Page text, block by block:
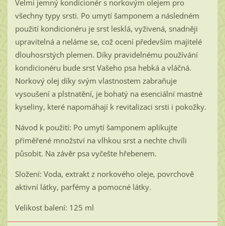
Velmi jemný kondicionér s norkovým olejem pro
všechny typy srsti. Po umytí šamponem a následném
použití kondicionéru je srst lesklá, vyživená, snadněji
upravitelná a neláme se, což ocení především majitelé
dlouhosrstých plemen. Díky pravidelnému používání
kondicionéru bude srst Vašeho psa hebká a vláčná.
Norkový olej díky svým vlastnostem zabraňuje
vysoušení a plstnatění, je bohatý na esenciální mastné
kyseliny, které napomáhají k revitalizaci srsti i pokožky.
Návod k použití: Po umytí šamponem aplikujte
přiměřené množství na vlhkou srst a nechte chvíli
působit. Na závěr psa vyčešte hřebenem.
Složení: Voda, extrakt z norkového oleje, povrchově
aktivní látky, parfémy a pomocné látky.
Velikost balení: 125 ml